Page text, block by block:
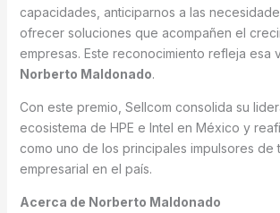
capacidades, anticiparnos a las
ofrecer soluciones que acompañen el
empresas. Este reconocimiento refleja esa
Norberto Maldonado.
Con este premio, Sellcom consolida su
ecosistema de HPE e Intel en México y
como uno de los principales impulsores de
empresarial en el país.
Acerca de Norberto Maldonado